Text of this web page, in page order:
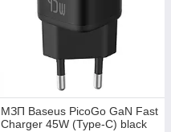
МЗП Baseus PicoGo GaN Fast
Charger 45W (Type-C) black